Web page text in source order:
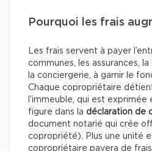
Pourquoi les frais
Les frais servent à payer
communes, les assurances,
la conciergerie, à garnir le
Chaque copropriétaire
l’immeuble, qui est
figure dans la déclaration de
document notarié qui crée
copropriété). Plus une unité
copropriétaire payera de